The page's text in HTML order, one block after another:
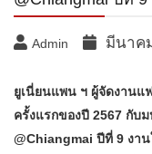
Admin มีนาค
ยูเนี่ยนแพน ฯ ผู้จัดงานแ
ครั้งแรกของปี 2567 กับ
@Chiangmai ปีที่ 9 งา